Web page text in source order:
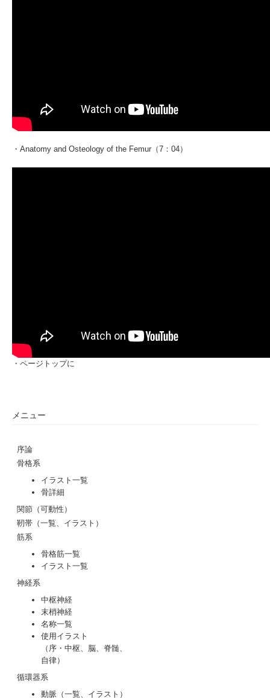
・Anatomy and Osteology of the Femur（7：04）
・ ページトップに
メニュー